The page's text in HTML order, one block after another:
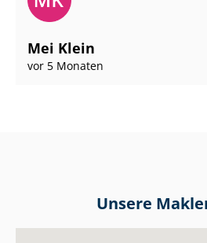
Mei Klein
vor 5 Monaten
Unsere